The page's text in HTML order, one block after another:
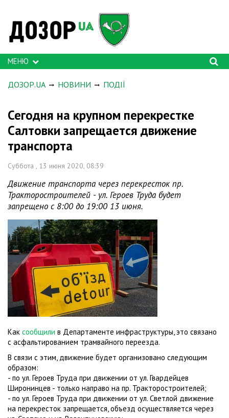
МЕНЮ
ДОЗОР.UA НОВИНИ ПОДІЇ
Сегодня на крупном перекрестке
Салтовки запрещается движение
транспорта
Суббота , 13 июня 2020, 08:39
Движение транспорта через перекресток пр.
Тракторостроителей - ул. Героев Труда будет
запрещено с 8:00 до 19:00 13 июня.
Как сообщили в Департаменте инфраструктуры, это связано
с асфальтированием трамвайного переезда.
В связи с этим, движение будет организовано следующим
образом:
- по ул. Героев Труда при движении от ул. Гвардейцев
Широнинцев - только направо на пр. Тракторостроителей;
- по ул. Героев Труда при движении от ул. Светлой движение
на перекресток запрещается, объезд осуществляется через